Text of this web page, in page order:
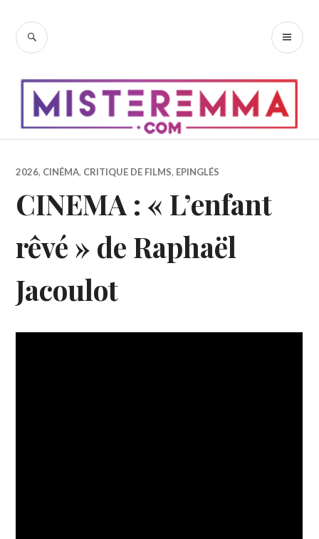
contenu
RECHERCHE
2026, CINÉMA, CRITIQUE DE FILMS, EPINGLÉS
CINEMA : « L’enfant
rêvé » de Raphaël
Jacoulot